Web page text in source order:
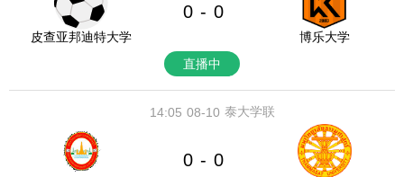
皮查亚邦迪特大学
0 - 0
博乐大学
直播中
08-10
14:05 泰大学联
0 - 0